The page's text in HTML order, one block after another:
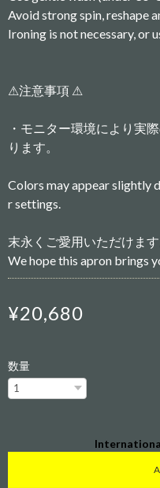
Avoid strong spin, reshape
Ironing is not necessary, or
⚠︎注意事項 ⚠︎
・モニター環境により実
ります。
Colors may appear slightly
r settings.
末永くご愛用いただけま
We hope this apron brings
¥20,680
数量